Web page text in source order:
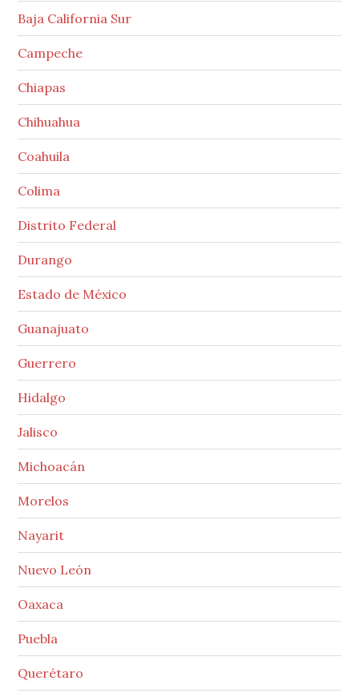
Baja California Sur
Campeche
Chiapas
Chihuahua
Coahuila
Colima
Distrito Federal
Durango
Estado de México
Guanajuato
Guerrero
Hidalgo
Jalisco
Michoacán
Morelos
Nayarit
Nuevo León
Oaxaca
Puebla
Querétaro